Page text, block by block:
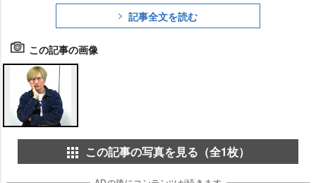
記事全文を読む
この記事の画像
この記事の写真を見る（全1枚）